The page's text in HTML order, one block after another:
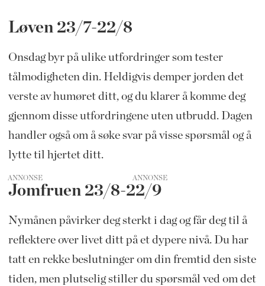
Løven 23/7-22/8
Onsdag byr på ulike utfordringer som tester
tålmodigheten din. Heldigvis demper jorden det
verste av humøret ditt, og du klarer å komme deg
gjennom disse utfordringene uten utbrudd. Dagen
handler også om å søke svar på visse spørsmål og å
lytte til hjertet ditt.
ANNONSE
Jomfruen 23/8-22/9
Nymånen påvirker deg sterkt i dag og får deg til å
reflektere over livet ditt på et dypere nivå. Du har
tatt en rekke beslutninger om din fremtid den siste
tiden, men plutselig stiller du spørsmål ved om det